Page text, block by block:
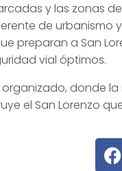
y las zonas
de urbanismo
preparan a San
vial óptimos.
donde
el San Lorenzo